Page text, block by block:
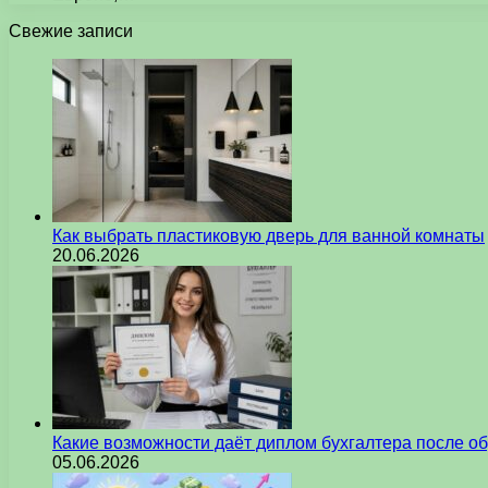
Свежие записи
Как выбрать пластиковую дверь для ванной комнаты
20.06.2026
Какие возможности даёт диплом бухгалтера после
05.06.2026